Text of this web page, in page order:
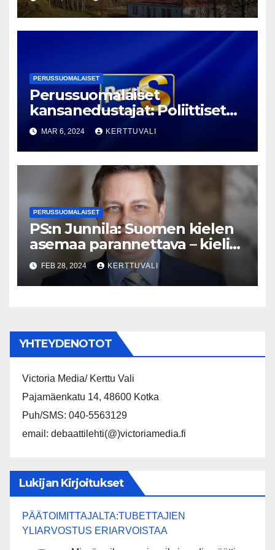
a ja rahankäytöstä
PERUSSUOMALAISET
Perussuomalaiset
kansanedustajat: Poliittiset
lakot on saatava kuriin!
MAR 6, 2024 KERTTUVALI
PERUSSUOMALAISET
PS:n Junnila: Suomen kielen
asemaa parannettava – kieli
yhdistää polarisoituneessa
yhteiskunnassa
FEB 28, 2024 KERTTUVALI
YHTEYDENOTOT
Victoria Media/ Kerttu Vali
Pajamäenkatu 14, 48600 Kotka
Puh/SMS: 040-5563129
email: debaattilehti(@)victoriamedia.fi
Lukijan Kirjoitukset
PÄÄTOIMITTAJALTA:TUBETTAJIEN
YLIARVOSTUS ERIARVOISTAA